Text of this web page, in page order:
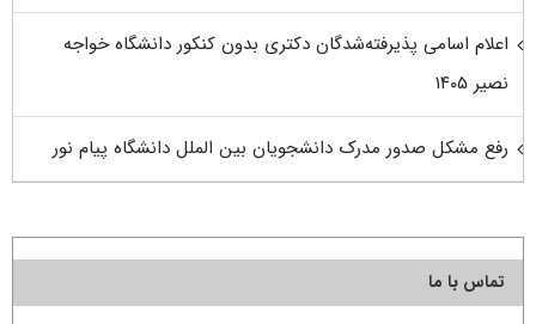
اعلام اسامی پذیرفته‌شدگان دکتری بدون کنکور دانشگاه خواجه
نصیر ۱۴۰۵
رفع مشکل صدور مدرک دانشجویان بین الملل دانشگاه پیام نور
تماس با ما